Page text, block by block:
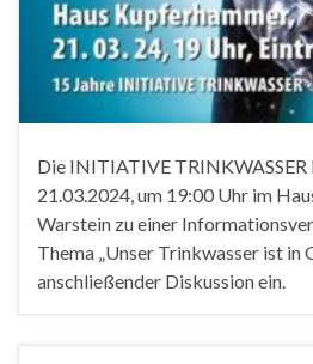
Die INITIATIVE TRINKWASSER
21.03.2024, um 19:00 Uhr im
Warstein zu einer
Thema „Unser Trinkwasser ist in
anschließender Diskussion ein.